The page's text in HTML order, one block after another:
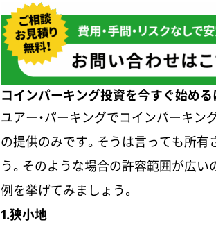
コインパーキング投資を今すぐ始める
ユアー・パーキングでコインパーキ
の提供のみです。そうは言っても所
う。そのような場合の許容範囲が広い
例を挙げてみましょう。
1.狭小地